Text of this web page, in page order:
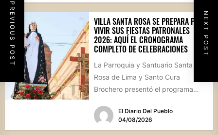
PREVIOUS POST NEXT POST
VILLA SANTA ROSA SE PREPARA PARA
VIVIR SUS FIESTAS PATRONALES
2026: AQUÍ EL CRONOGRAMA
COMPLETO DE CELEBRACIONES
La Parroquia y Santuario Santa
Rosa de Lima y Santo Cura
Brochero presentó el programa
El Diario Del Pueblo
04/08/2026